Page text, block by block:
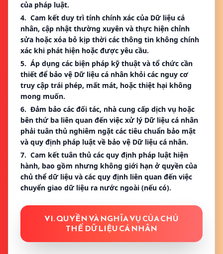
của pháp luật.
4. Cam kết duy trì tính chính xác của Dữ liệu cá
nhân, cập nhật thường xuyên và thực hiện chỉnh
sửa hoặc xóa bỏ kịp thời các thông tin không chính
xác khi phát hiện hoặc được yêu cầu.
5. Áp dụng các biện pháp kỹ thuật và tổ chức cần
thiết để bảo vệ Dữ liệu cá nhân khỏi các nguy cơ
truy cập trái phép, mất mát, hoặc thiệt hại không
mong muốn.
6. Đảm bảo các đối tác, nhà cung cấp dịch vụ hoặc
bên thứ ba liên quan đến việc xử lý Dữ liệu cá nhân
phải tuân thủ nghiêm ngặt các tiêu chuẩn bảo mật
và quy định pháp luật về bảo vệ Dữ liệu cá nhân.
7. Cam kết tuân thủ các quy định pháp luật hiện
hành, bao gồm nhưng không giới hạn ở quyền của
chủ thể dữ liệu và các quy định liên quan đến việc
chuyển giao dữ liệu ra nước ngoài (nếu có).
VI. QUYỀN VÀ NGHĨA VỤ CỦA CHỦ
THỂ DỮ LIỆU CÁ NHÂN